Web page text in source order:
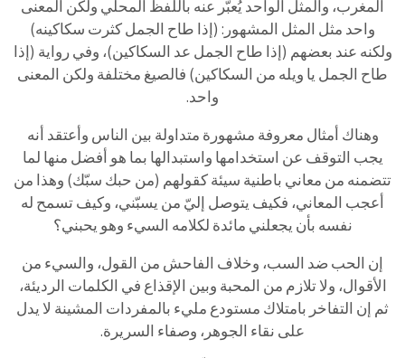
المغرب، والمثل الواحديُعبّر عنه باللفظ المحلي ولكن المعنى
واحد مثل المثل المشهور: (إذا طاح الجملكثرت سكاكينه)
ولكنه عند بعضهم (إذا طاح الجمل عد السكاكين)، وفي رواية (إذا
طاح الجمل يا ويله من السكاكين) فالصيغ مختلفة ولكن المعنى
واحد.
وهناك أمثال معروفة مشهورة متداولة بين الناس وأعتقد أنه
يجب التوقف عن استخدامها واستبدالها بما هو أفضل منها لما
تتضمنه من معاني باطنية سيئةكقولهم (من حبك سبّك) وهذا من
أعجب المعاني، فكيف يتوصل إليّ من يسبّني، وكيفتسمح له
نفسه بأن يجعلني مائدة لكلامه السيء وهو يحبني؟
إن الحبضد السب، وخلاف الفاحش من القول، والسيء من
الأقوال، ولا تلازم من المحبة وبين الإقذاع في الكلمات الرديئة،
ثم إن التفاخر بامتلاك مستودع مليء بالمفردات المشينة لا يدل
على نقاء الجوهر، وصفاء السريرة.